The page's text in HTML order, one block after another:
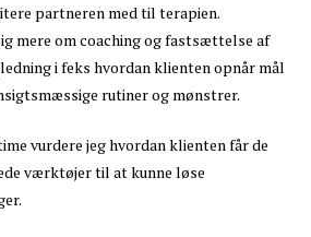
partneren med til terapien.
mere om coaching og fastsættelse af
i feks hvordan klienten opnår mål
rutiner og mønstrer.
vurdere jeg hvordan klienten får de
værktøjer til at kunne løse